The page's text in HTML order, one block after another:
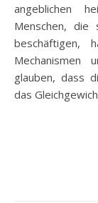
angeblichen
Menschen, die
beschäftigen,
Mechanismen
glauben, dass
das